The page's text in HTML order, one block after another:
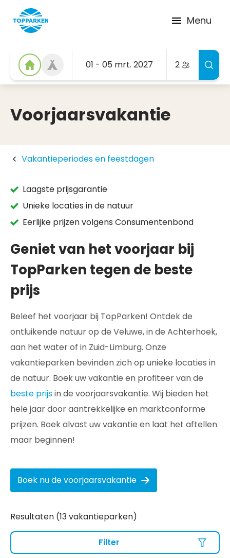
Menu
01 - 05 mrt. 2027 2
Voorjaarsvakantie
Vakantieperiodes en feestdagen
Laagste prijsgarantie
Unieke locaties in de natuur
Eerlijke prijzen volgens Consumentenbond
Geniet van het voorjaar bij
TopParken tegen de beste
prijs
Beleef het voorjaar bij TopParken! Ontdek de
ontluikende natuur op de Veluwe, in de Achterhoek,
aan het water of in Zuid-Limburg. Onze
vakantieparken bevinden zich op unieke locaties in
de natuur. Boek uw vakantie en profiteer van de
beste prijsin de voorjaarsvakantie. Wij bieden het
hele jaar door aantrekkelijke en marktconforme
prijzen. Boek alvast uw vakantie en laat het aftellen
maar beginnen!
Boek nu de voorjaarsvakantie
Resultaten (13 vakantieparken)
Filter